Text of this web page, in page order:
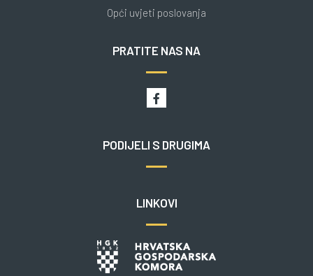
Opći uvjeti poslovanja
PRATITE NAS NA
PODIJELI S DRUGIMA
LINKOVI